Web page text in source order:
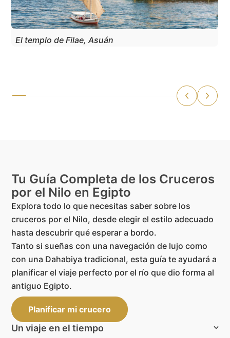
El templo de Filae, Asuán
Tu Guía Completa de los Cruceros
por el Nilo en Egipto
Explora todo lo que necesitas saber sobre los
cruceros por el Nilo, desde elegir el estilo adecuado
hasta descubrir qué esperar a bordo.
Tanto si sueñas con una navegación de lujo como
con una Dahabiya tradicional, esta guía te ayudará a
planificar el viaje perfecto por el río que dio forma al
antiguo Egipto.
Planificar mi crucero
Un viaje en el tiempo